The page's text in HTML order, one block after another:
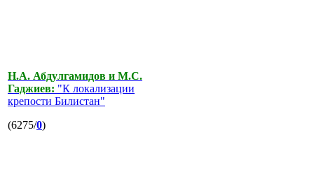
Н.А. Абдулгамидов и М.С.
Гаджиев: "К локализации
крепости Билистан"
(6275/0)